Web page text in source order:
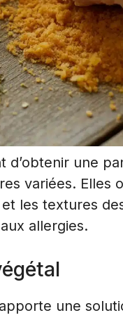
une
variées. Elles
les textures
allergies.
apporte une